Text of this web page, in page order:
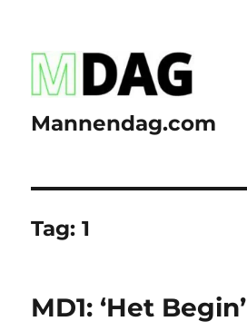
Mannendag.com
Tag:1
MD1: ‘Het Begin’